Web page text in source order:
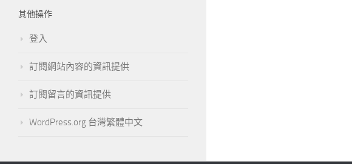
其他操作
登入
訂閱網站內容的資訊提供
訂閱留言的資訊提供
WordPress.org 台灣繁體中文